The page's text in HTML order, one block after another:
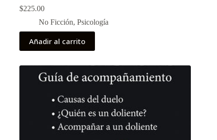
$225.00
No Ficción, Psicología
Añadir al carrito